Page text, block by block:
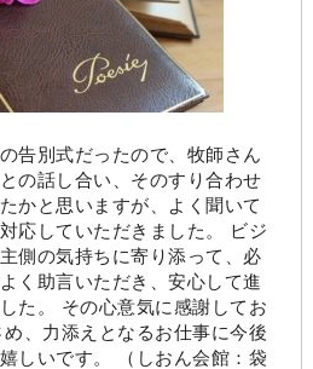
告別式だったので、牧師さん
の話し合い、そのすり合わせ
かと思いますが、よく聞いて
応していただきました。 ビジ
側の気持ちに寄り添って、必
く助言いただき、安心して進
た。 その心意気に感謝してお
、力添えとなるお仕事に今後
しいです。 （しおん会館：袋